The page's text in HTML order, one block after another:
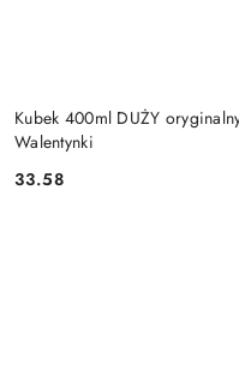
Kubek 400ml DUŻY
Walentynki
Cena:
33.58